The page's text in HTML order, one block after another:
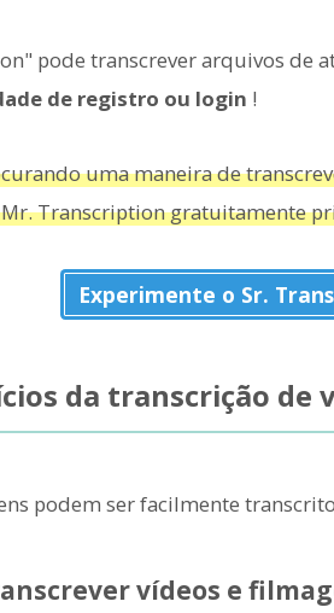
pode transcrever arquivos de
de registro ou login !
uma maneira de
Transcription gratuitamente
Experimente o Sr.
da transcrição de
podem ser facilmente
vídeos e